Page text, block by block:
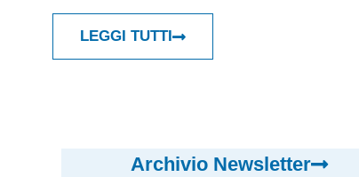
LEGGI TUTTI
Archivio Newsletter